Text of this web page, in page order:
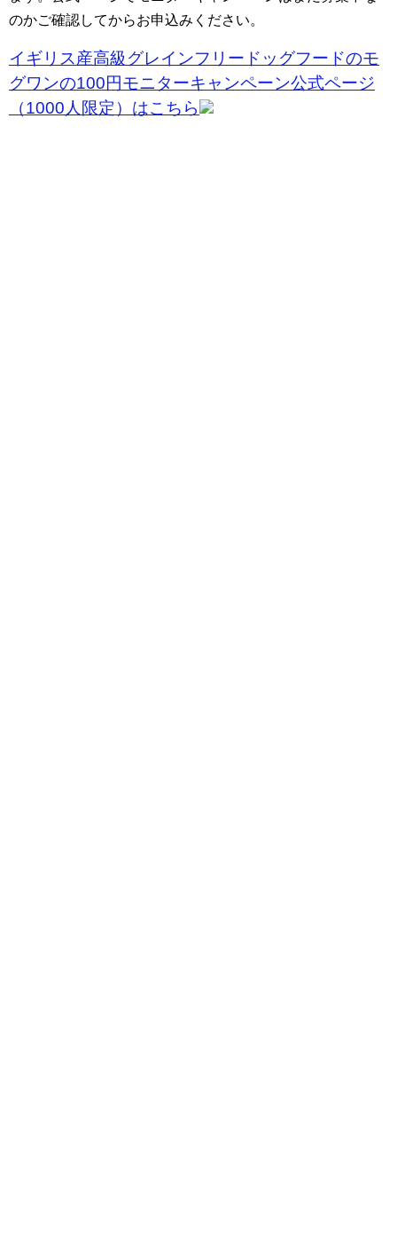
のかご確認してからお申込みください。
イギリス産高級グレインフリードッグフードのモ
グワンの100円モニターキャンペーン公式ページ
（1000人限定）はこちら